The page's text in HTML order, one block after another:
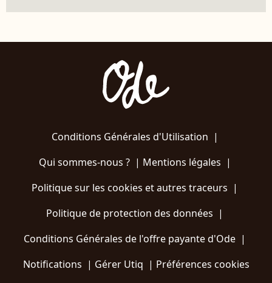
Conditions Générales d'Utilisation |
Qui sommes-nous ?| Mentions légales |
Politique sur les cookies et autres traceurs |
Politique de protection des données |
Conditions Générales de l'offre payante d'Ode |
Notifications | Gérer Utiq | Préférences cookies